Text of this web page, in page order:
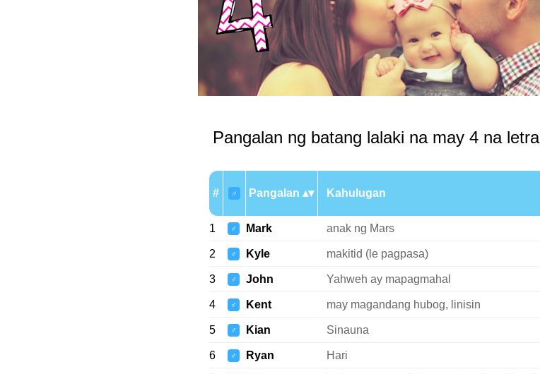
Pangalan ng batang lalaki na may 4 na letra
# ♂ Pangalan Kahulugan
1 ♂ Mark anak ng Mars
2 ♂ Kyle makitid (le pagpasa)
3 ♂ John Yahweh ay mapagmahal
4 ♂ Kent may magandang hubog, linisin
5 ♂ Kian Sinauna
6 ♂ Ryan Hari